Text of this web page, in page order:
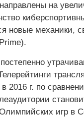
на
новые механики,
2016 г. по
игр в